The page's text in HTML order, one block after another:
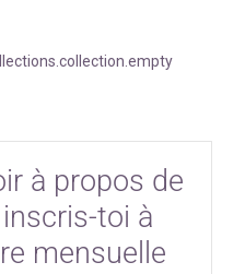
à propos de
toi à
mensuelle